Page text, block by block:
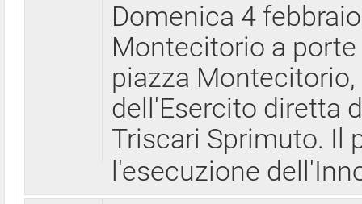
Domenica 4
Montecitorio a
piazza
dell'Esercito diretta
Triscari Sprimuto. Il
l'esecuzione